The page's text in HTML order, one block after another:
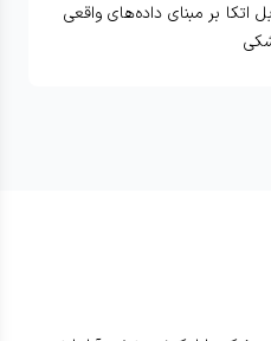
بر مبنای داده‌های واقعی